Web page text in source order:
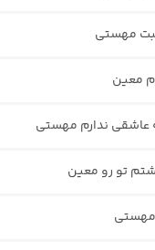
مهستی
معین
عاشقی ندارم مهستی
تو رو معین
مهستی